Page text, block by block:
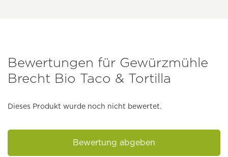
Bewertungen für Gewürzmühle
Brecht Bio Taco & Tortilla
Dieses Produkt wurde noch nicht bewertet.
Bewertung abgeben